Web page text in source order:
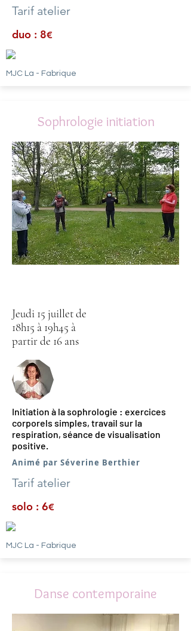
Tarif atelier
duo : 8€
MJC La - Fabrique
Sophrologie initiation
Jeudi 15 juillet de
18h15 à 19h45 à
partir de 16 ans
Initiation à la sophrologie : exercices
corporels simples, travail sur la
respiration, séance de visualisation
positive.
Animé par Séverine Berthier
Tarif atelier
solo : 6€
MJC La - Fabrique
Danse contemporaine